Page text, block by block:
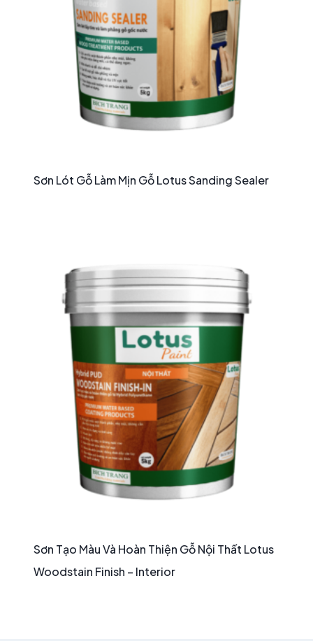
Sơn Lót Gỗ Làm Mịn Gỗ Lotus Sanding Sealer
Sơn Tạo Màu Và Hoàn Thiện Gỗ Nội Thất Lotus
Woodstain Finish – Interior